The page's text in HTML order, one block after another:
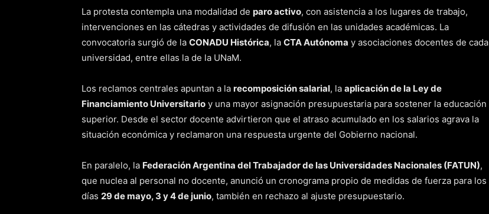
La protesta contempla una modalidad de paro activo, con asistencia a los lugares de trabajo,
intervenciones en las cátedras y actividades de difusión en las unidades académicas. La
convocatoria surgió de la CONADU Histórica, la CTA Autónoma y asociaciones docentes de cada
universidad, entre ellas la de la UNaM.
Los reclamos centrales apuntan a la recomposición salarial, la aplicación de la Ley de
Financiamiento Universitario y una mayor asignación presupuestaria para sostener la educación
superior. Desde el sector docente advirtieron que el atraso acumulado en los salarios agrava la
situación económica y reclamaron una respuesta urgente del Gobierno nacional.
En paralelo, la Federación Argentina del Trabajador de las Universidades Nacionales (FATUN),
que nuclea al personal no docente, anunció un cronograma propio de medidas de fuerza para los
días 29 de mayo, 3 y 4 de junio, también en rechazo al ajuste presupuestario.